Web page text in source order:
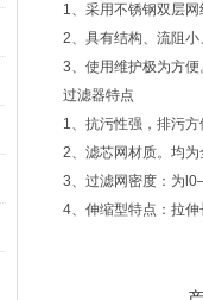
1、采用不锈钢双层
2、具有结构、流阻
3、使用维护极为方
过滤器特点
1、抗污性强，排污
2、滤芯网材质。均
3、过滤网密度：为
4、伸缩型特点：拉